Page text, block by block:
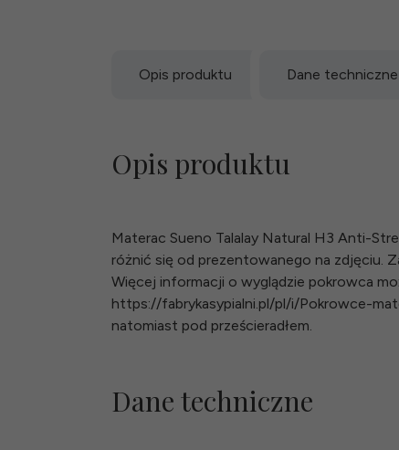
Opis produktu Dane techniczne
Opis produktu
Materac Sueno Talalay Natural H3 Anti-
różnić się od prezentowanego na zdjęciu.
Więcej informacji o wyglądzie pokrowca
https://fabrykasypialni.pl/pl/i/Pokrowce-
natomiast pod prześcieradłem.
Dane techniczne